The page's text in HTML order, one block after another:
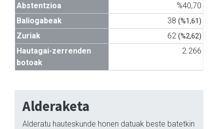
Abstentzioa
%40,70
Baliogabeak
38 (%1,61)
Zuriak 62 (%2,62)
Hautagai-zerrenden
botoak
2.266
Alderaketa
Alderatu hauteskunde honen datuak beste batetkin